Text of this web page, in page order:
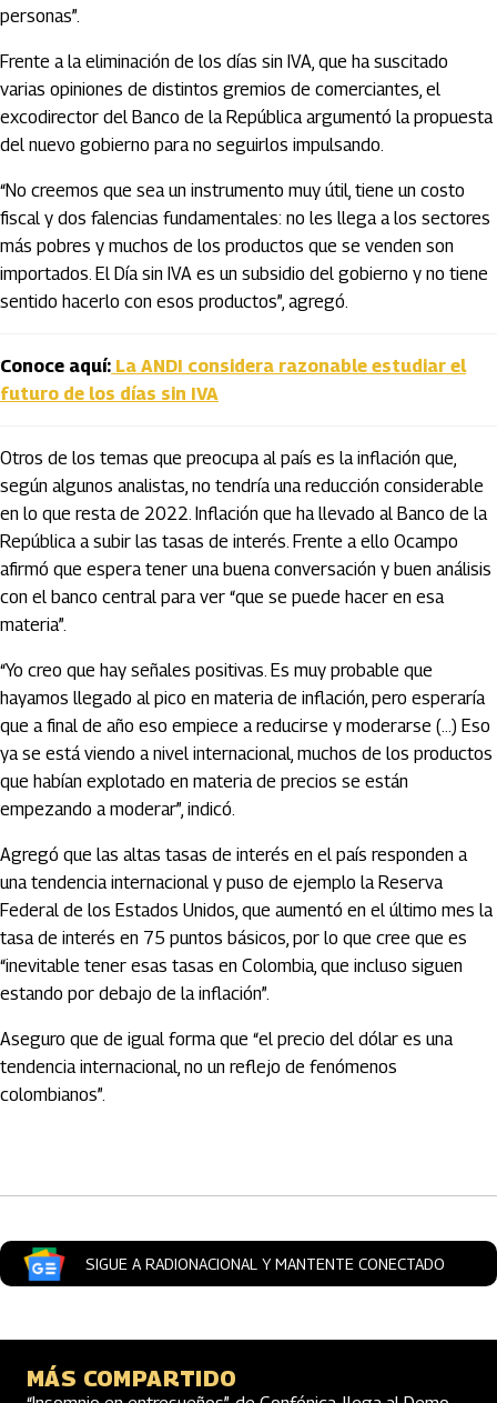
personas”.
Frente a la eliminación de los días sin IVA, que ha suscitado
varias opiniones de distintos gremios de comerciantes, el
excodirector del Banco de la República argumentó la propuesta
del nuevo gobierno para no seguirlos impulsando.
“No creemos que sea un instrumento muy útil, tiene un costo
fiscal y dos falencias fundamentales: no les llega a los sectores
más pobres y muchos de los productos que se venden son
importados. El Día sin IVA es un subsidio del gobierno y no tiene
sentido hacerlo con esos productos”, agregó.
Conoce aquí: La ANDI considera razonable estudiar el
futuro de los días sin IVA
Otros de los temas que preocupa al país es la inflación que,
según algunos analistas, no tendría una reducción considerable
en lo que resta de 2022. Inflación que ha llevado al Banco de la
República a subir las tasas de interés. Frente a ello Ocampo
afirmó que espera tener una buena conversación y buen análisis
con el banco central para ver “que se puede hacer en esa
materia”.
“Yo creo que hay señales positivas. Es muy probable que
hayamos llegado al pico en materia de inflación, pero esperaría
que a final de año eso empiece a reducirse y moderarse (…) Eso
ya se está viendo a nivel internacional, muchos de los productos
que habían explotado en materia de precios se están
empezando a moderar”, indicó.
Agregó que las altas tasas de interés en el país responden a
una tendencia internacional y puso de ejemplo la Reserva
Federal de los Estados Unidos, que aumentó en el último mes la
tasa de interés en 75 puntos básicos, por lo que cree que es
“inevitable tener esas tasas en Colombia, que incluso siguen
estando por debajo de la inflación”.
Aseguro que de igual forma que “el precio del dólar es una
tendencia internacional, no un reflejo de fenómenos
colombianos”.
SIGUE A RADIONACIONAL Y MANTENTE CONECTADO
MÁS COMPARTIDO